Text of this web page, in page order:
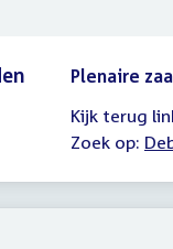
Plenaire
Kijk terug
Zoek op: